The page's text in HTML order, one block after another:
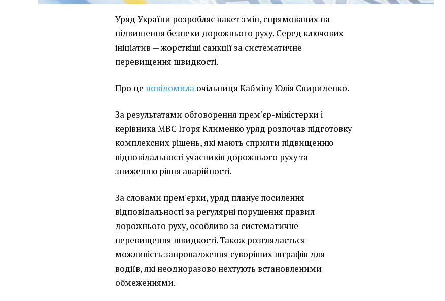
Уряд України розробляє пакет змін, спрямованих на
підвищення безпеки дорожнього руху. Серед ключових
ініціатив — жорсткіші санкції за систематичне
перевищення швидкості.
Про це повідомила очільниця Кабміну Юлія Свириденко.
За результатами обговорення прем'єр-міністерки і
керівника МВС Ігоря Клименко уряд розпочав підготовку
комплексних рішень, які мають сприяти підвищенню
відповідальності учасників дорожнього руху та
зниженню рівня аварійності.
За словами прем'єрки, уряд планує посилення
відповідальності за регулярні порушення правил
дорожнього руху, особливо за систематичне
перевищення швидкості. Також розглядається
можливість запровадження суворіших штрафів для
водіїв, які неодноразово нехтують встановленими
обмеженнями.